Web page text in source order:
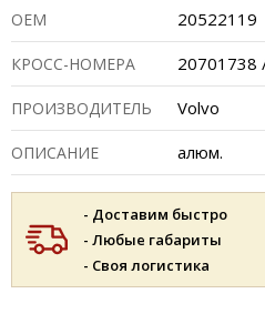
ОЕМ 20522119
КРОСС-НОМЕРА 20701738
ПРОИЗВОДИТЕЛЬ Volvo
ОПИСАНИЕ алюм.
- Доставим быстро
- Любые габариты
- Своя логистика